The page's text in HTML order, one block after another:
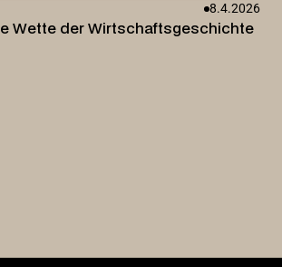
8.4.2026
Wette der Wirtschaftsgeschichte